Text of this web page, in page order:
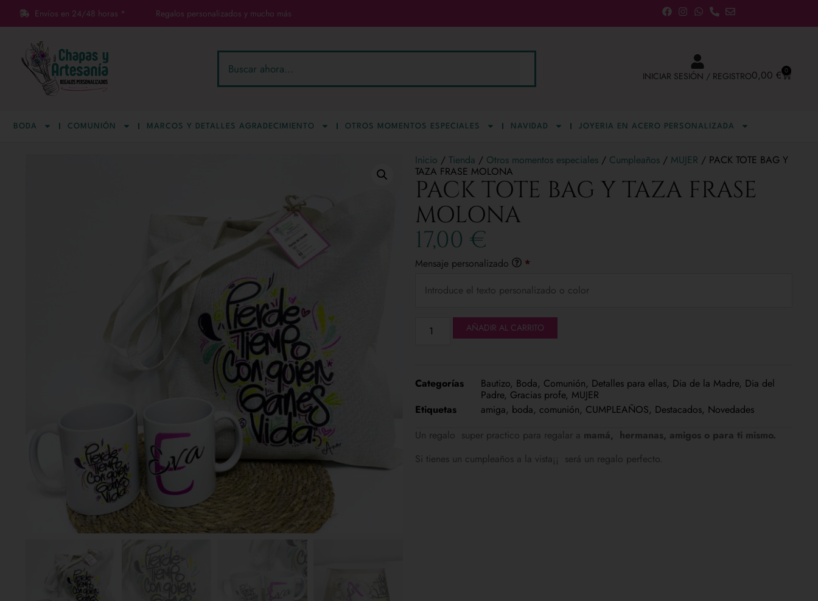
Envíos en 24/48 horas * Regalos personalizados y mucho más
INICIAR SESIÓN / REGISTRO0,00 € 0
BODA COMUNIÓN MARCOS Y DETALLES AGRADECIMIENTO OTROS MOMENTOS ESPECIALES NAVIDAD JOYERIA EN ACERO PERSONALIZADA
Inicio / Tienda / Otros momentos especiales / Cumpleaños / MUJER / PACK TOTE BAG Y
TAZA FRASE MOLONA
PACK TOTE BAG Y TAZA FRASE
MOLONA
17,00 €
Mensaje personalizado *
AÑADIR AL CARRITO
Categorías Bautizo, Boda, Comunión, Detalles para ellas, Dia de la Madre, Dia del
Padre, Gracias profe, MUJER
Etiquetas
amiga, boda, comunión, CUMPLEAÑOS, Destacados, Novedades
Un regalo super practico para regalar a mamá, hermanas, amigos o para ti mismo.
Si tienes un cumpleaños a la vista¡¡ será un regalo perfecto.